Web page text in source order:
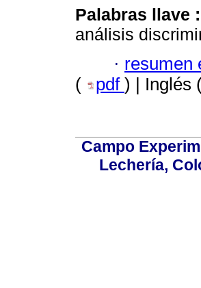
Palabras llave :
análisis
· resumen
(
pdf ) | Inglés
Campo
Lechería,